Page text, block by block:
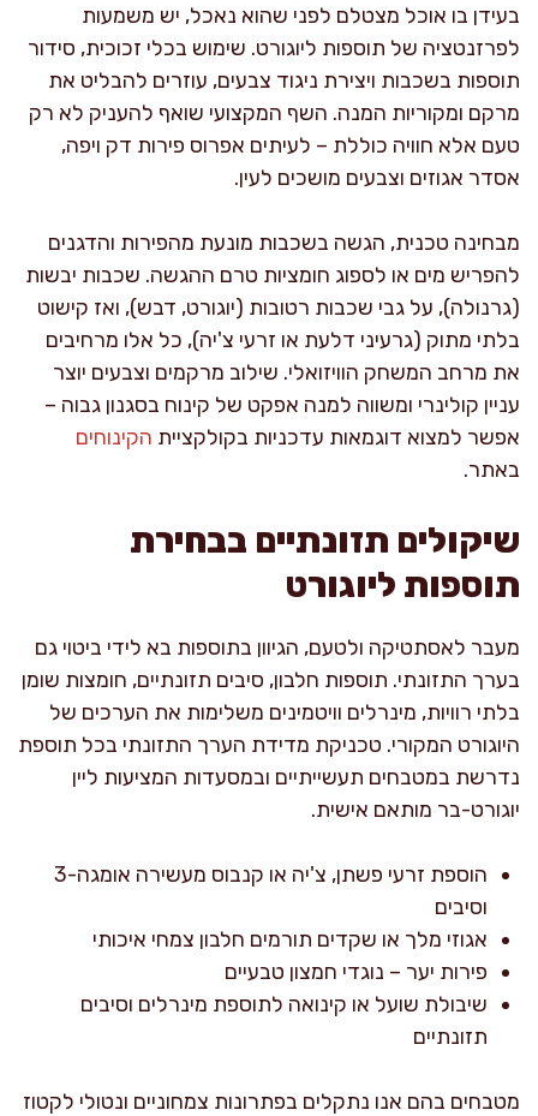
בעידן בו אוכל מצטלם לפני שהוא נאכל, יש משמעות
לפרזנטציה של תוספות ליוגורט. שימוש בכלי זכוכית, סידור
תוספות בשכבות ויצירת ניגוד צבעים, עוזרים להבליט את
מרקם ומקוריות המנה. השף המקצועי שואף להעניק לא רק
טעם אלא חוויה כוללת – לעיתים אפרוס פירות דק ויפה,
אסדר אגוזים וצבעים מושכים לעין.
מבחינה טכנית, הגשה בשכבות מונעת מהפירות והדגנים
להפריש מים או לספוג חומציות טרם ההגשה. שכבות יבשות
(גרנולה), על גבי שכבות רטובות (יוגורט, דבש), ואז קישוט
בלתי מתוק (גרעיני דלעת או זרעי צ'יה), כל אלו מרחיבים
את מרחב המשחק הוויזואלי. שילוב מרקמים וצבעים יוצר
עניין קולינרי ומשווה למנה אפקט של קינוח בסגנון גבוה –
אפשר למצוא דוגמאות עדכניות בקולקציית הקינוחים
באתר.
שיקולים תזונתיים בבחירת
תוספות ליוגורט
מעבר לאסתטיקה ולטעם, הגיוון בתוספות בא לידי ביטוי גם
בערך התזונתי. תוספות חלבון, סיבים תזונתיים, חומצות שומן
בלתי רוויות, מינרלים וויטמינים משלימות את הערכים של
היוגורט המקורי. טכניקת מדידת הערך התזונתי בכל תוספת
נדרשת במטבחים תעשייתיים ובמסעדות המציעות ליין
יוגורט-בר מותאם אישית.
הוספת זרעי פשתן, צ'יה או קנבוס מעשירה אומגה-3
וסיבים
אגוזי מלך או שקדים תורמים חלבון צמחי איכותי
פירות יער – נוגדי חמצון טבעיים
שיבולת שועל או קינואה לתוספת מינרלים וסיבים
תזונתיים
מטבחים בהם אנו נתקלים בפתרונות צמחוניים ונטולי לקטוז